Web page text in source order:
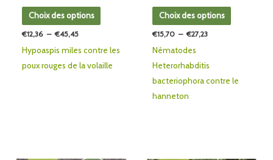
Choix des options
être
la
page
€12,36 – €45,45
Hypoaspis miles contre les
poux rouges de la volaille
Choix des options
être
du
€15,70 – €27,23
Nématodes
Heterorhabditis
bacteriophora contre le
hanneton